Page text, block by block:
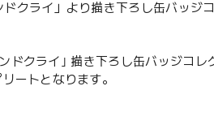
クライ」より描き下ろし缶バッジ
ドクライ｣ 描き下ろし缶バッジコレ
ートとなります。